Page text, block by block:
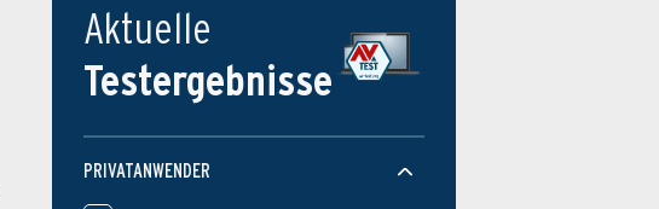
Aktuelle
Testergebnisse
PRIVATANWENDER